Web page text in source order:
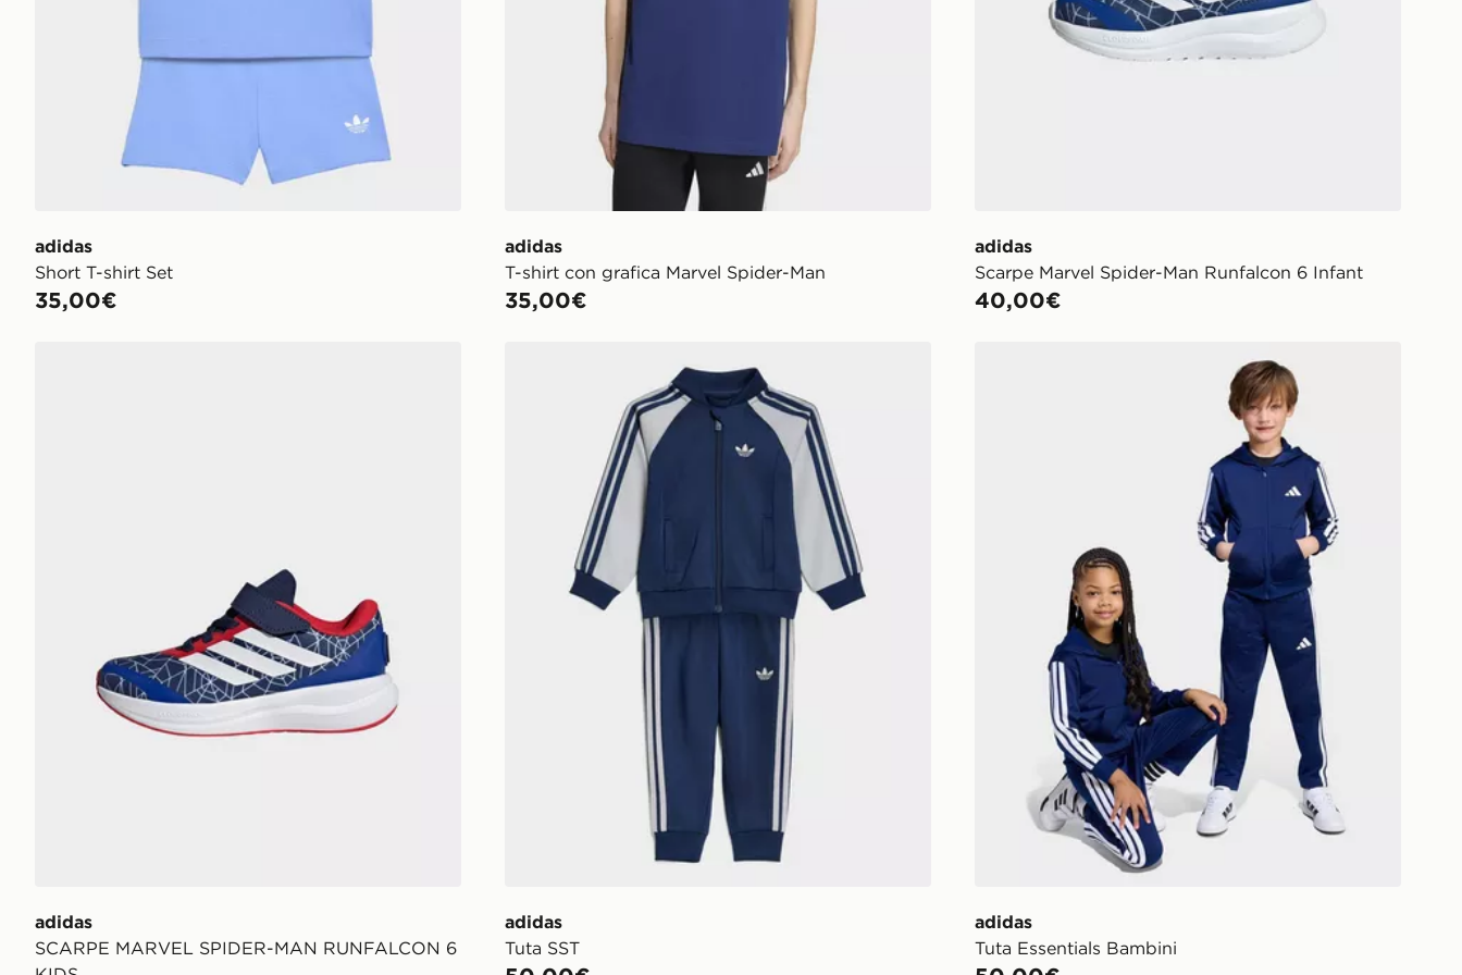
adidas
Short T-shirt Set
35,00€
adidas
T-shirt con grafica Marvel Spider-Man
35,00€
adidas
Scarpe Marvel Spider-Man Runfalcon 6 Infant
40,00€
adidas
SCARPE MARVEL SPIDER-MAN RUNFALCON 6
adidas
Tuta SST
adidas
Tuta Essentials Bambini